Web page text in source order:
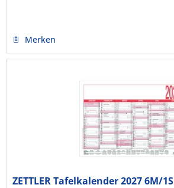
Merken
ZETTLER Tafelkalender 2027 6M/1S